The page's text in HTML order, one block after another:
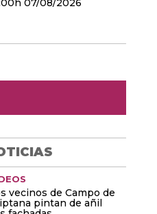
07/08/2026
vecinos de Campo de
pintan de añil